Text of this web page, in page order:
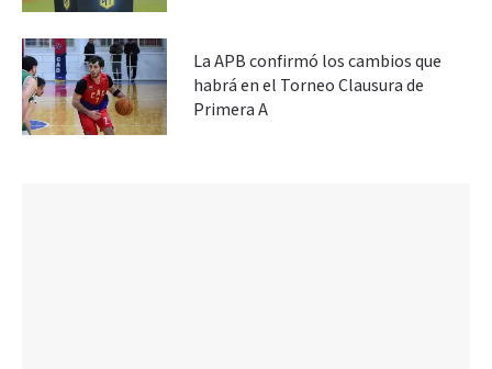
La APB confirmó los cambios que
habrá en el Torneo Clausura de
Primera A